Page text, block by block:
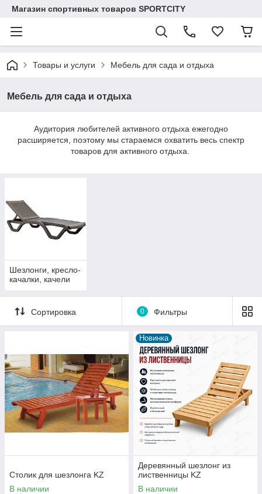
Магазин спортивных товаров SPORTCITY
Товары и услуги Мебель для сада и отдыха
Мебель для сада и отдыха
Аудитория любителей активного отдыха ежегодно
расширяется, поэтому мы стараемся охватить весь спектр
товаров для активного отдыха.
Шезлонги, кресло-
качалки, качели
Сортировка 0 Фильтры
Столик для шезлонга KZ
В наличии
Новинка
Деревянный шезлонг из
лиственницы KZ
В наличии